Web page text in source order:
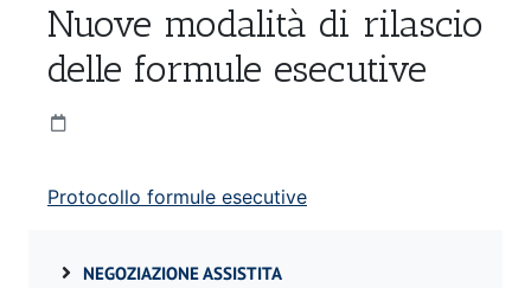
Nuove modalità di rilascio
delle formule esecutive
Protocollo formule esecutive
NEGOZIAZIONE ASSISTITA